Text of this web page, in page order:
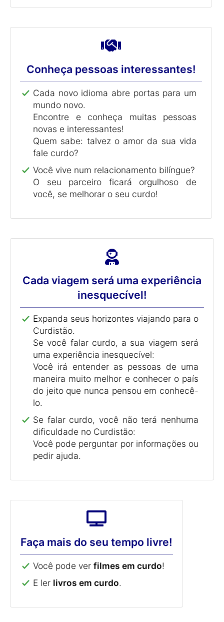
Conheça pessoas interessantes!
Cada novo idioma abre portas para um
mundo novo.
Encontre e conheça muitas pessoas
novas e interessantes!
Quem sabe: talvez o amor da sua vida
fale curdo?
Você vive num relacionamento bilíngue?
O seu parceiro ficará orgulhoso de
você, se melhorar o seu curdo!
Cada viagem será uma experiência
inesquecível!
Expanda seus horizontes viajando para o
Curdistão.
Se você falar curdo, a sua viagem será
uma experiência inesquecível:
Você irá entender as pessoas de uma
maneira muito melhor e conhecer o país
do jeito que nunca pensou em conhecê-
lo.
Se falar curdo, você não terá nenhuma
dificuldade no Curdistão:
Você pode perguntar por informações ou
pedir ajuda.
Faça mais do seu tempo livre!
Você pode ver filmes em curdo!
E ler livros em curdo.